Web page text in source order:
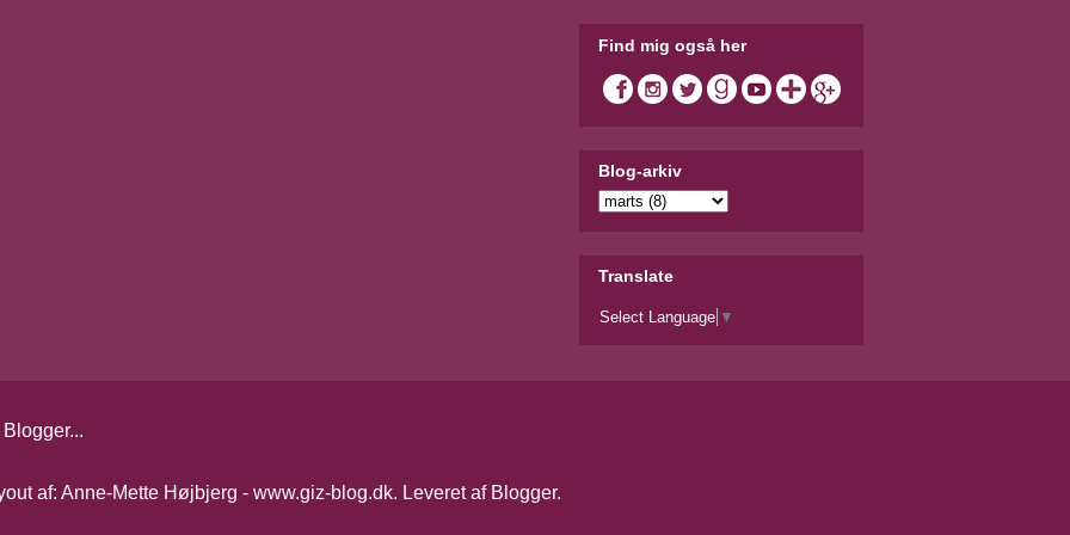
Find mig også her
Blog-arkiv
Translate
Select Language ▼
af: Anne-Mette Højbjerg - www.giz-blog.dk. Leveret af Blogger.